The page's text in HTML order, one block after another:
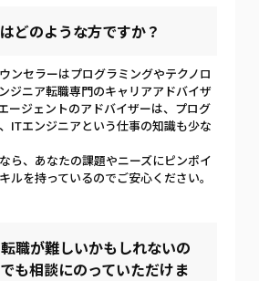
どのような方ですか？
ンセラーはプログラミングやテクノロ
ジニア転職専門のキャリアアドバイザ
ージェントのアドバイザーは、プログ
ITエンジニアという仕事の知識も少な
ら、あなたの課題やニーズにピンポイ
ルを持っているのでご安心ください。
職が難しいかもしれないの
も相談にのっていただけま